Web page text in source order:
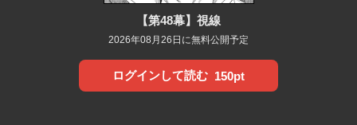
【第48幕】視線
2026年08月26日に無料公開予定
ログインして読む 150pt